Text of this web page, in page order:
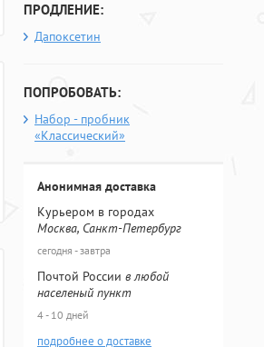
ПРОДЛЕНИЕ:
Дапоксетин
ПОПРОБОВАТЬ:
Набор - пробник
«Классический»
Анонимная доставка
Курьером в городах
Москва, Санкт-Петербург
сегодня - завтра
Почтой России в любой
населеный пункт
4 - 10 дней
подробнее о доставке